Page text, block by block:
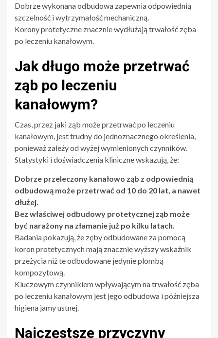
Dobrze wykonana odbudowa zapewnia odpowiednią
szczelność i wytrzymałość mechaniczną.
Korony protetyczne znacznie wydłużają trwałość zęba
po leczeniu kanałowym.
Jak długo może przetrwać
ząb po leczeniu
kanałowym?
Czas, przez jaki ząb może przetrwać po leczeniu
kanałowym, jest trudny do jednoznacznego określenia,
ponieważ zależy od wyżej wymienionych czynników.
Statystyki i doświadczenia kliniczne wskazują, że:
Dobrze przeleczony kanałowo ząb z odpowiednią
odbudową może przetrwać od 10 do 20 lat, a nawet
dłużej.
Bez właściwej odbudowy protetycznej ząb może
być narażony na złamanie już po kilku latach.
Badania pokazują, że zęby odbudowane za pomocą
koron protetycznych mają znacznie wyższy wskaźnik
przeżycia niż te odbudowane jedynie plombą
kompozytową.
Kluczowym czynnikiem wpływającym na trwałość zęba
po leczeniu kanałowym jest jego odbudowa i późniejsza
higiena jamy ustnej.
Najczęstsze przyczyny